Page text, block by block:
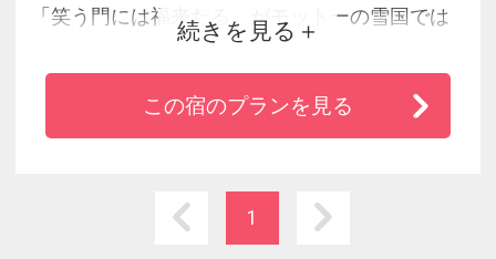
「笑う門には福来たる」がモットーの雪国では
いつも笑顔であたたかく、家族みんなが元気で
す。また手作りにこだわり、自家製はぜかけ米
コシヒカリや朝食の田舎料理バイキング、押し
に。そんな想いでお客様に逢えるのを楽しみに
続きを見る
この宿のプランを見る
1